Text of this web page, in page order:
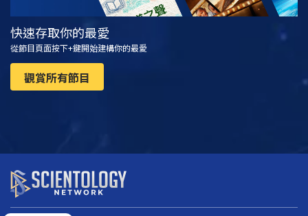
快速存取你的最愛
從節目頁面按下+鍵開始建構你的最愛
觀賞所有節目